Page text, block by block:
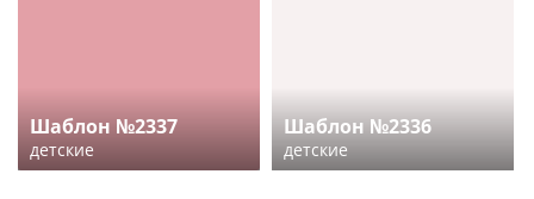
Шаблон №2337
детские
Шаблон №2336
детские